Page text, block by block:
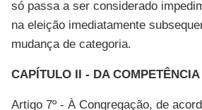
só passa a ser considerado
na eleição imediatamente
mudança de categoria.
CAPÍTULO II - DA COMPETÊNCIA
Artigo 7º - À Congregação, de